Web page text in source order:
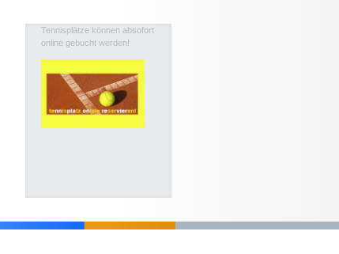
Tennisplätze können absofort
online gebucht werden!